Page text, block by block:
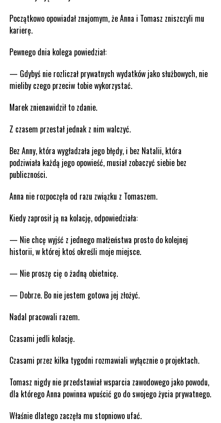
Początkowo opowiadał znajomym, że Anna i Tomasz zniszczyli mu
karierę.
Pewnego dnia kolega powiedział:
— Gdybyś nie rozliczał prywatnych wydatków jako służbowych, nie
mieliby czego przeciw tobie wykorzystać.
Marek znienawidził to zdanie.
Z czasem przestał jednak z nim walczyć.
Bez Anny, która wygładzała jego błędy, i bez Natalii, która
podziwiała każdą jego opowieść, musiał zobaczyć siebie bez
publiczności.
Anna nie rozpoczęła od razu związku z Tomaszem.
Kiedy zaprosił ją na kolację, odpowiedziała:
— Nie chcę wyjść z jednego małżeństwa prosto do kolejnej
historii, w której ktoś określi moje miejsce.
— Nie proszę cię o żadną obietnicę.
— Dobrze. Bo nie jestem gotowa jej złożyć.
Nadal pracowali razem.
Czasami jedli kolację.
Czasami przez kilka tygodni rozmawiali wyłącznie o projektach.
Tomasz nigdy nie przedstawiał wsparcia zawodowego jako powodu,
dla którego Anna powinna wpuścić go do swojego życia prywatnego.
Właśnie dlatego zaczęła mu stopniowo ufać.